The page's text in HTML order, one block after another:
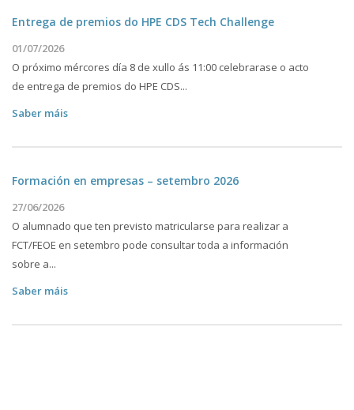
Entrega de premios do HPE CDS Tech Challenge
01/07/2026
O próximo mércores día 8 de xullo ás 11:00 celebrarase o acto
de entrega de premios do HPE CDS...
Saber máis
Formación en empresas – setembro 2026
27/06/2026
O alumnado que ten previsto matricularse para realizar a
FCT/FEOE en setembro pode consultar toda a información
sobre a...
Saber máis